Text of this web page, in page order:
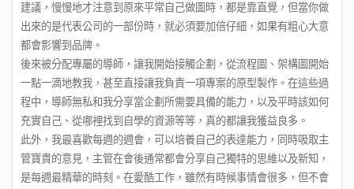
建議，慢慢地才注意到原來平常自己做圖時，都是靠直覺，但當你做
出來的是代表公司的一部份時，就必須要加倍仔細，如果有粗心大意
都會影響到品牌。
後來被分配專屬的導師，讓我開始接觸企劃，從流程圖、架構圖開始
一點一滴地教我，甚至直接讓我負責一項專案的原型製作。在這些過
程中，導師無私和我分享當企劃所需要具備的能力，以及平時該如何
充實自己、從哪裡找到自學的資源等等，真的都讓我獲益良多。
此外，我最喜歡每週的週會，可以培養自己的表達能力，同時吸取主
管寶貴的意見，主管在會後通常都會分享自己獨特的思維以及新知，
是每週最精華的時刻。在愛酷工作，雖然有時候事情會很多，但不會